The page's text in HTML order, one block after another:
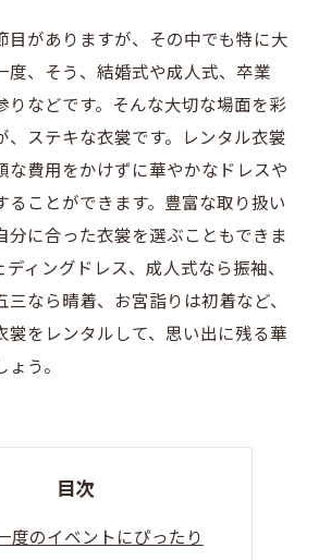
目がありますが、その中でも特に大
度、そう、結婚式や成人式、卒業
りなどです。そんな大切な場面を彩
、ステキな衣裳です。レンタル衣裳
な費用をかけずに華やかなドレスや
ることができます。豊富な取り扱い
分に合った衣裳を選ぶこともできま
ィングドレス、成人式なら振袖、
なら晴着、お宮詣りは初着など、
裳をレンタルして、思い出に残る華
う。
目次
度のイベントにぴったり